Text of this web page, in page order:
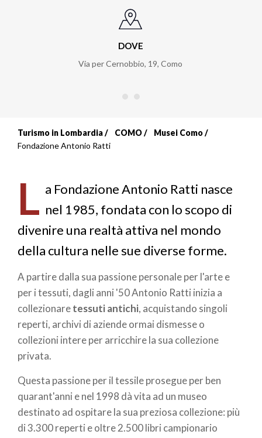
DOVE
Via per Cernobbio, 19, Como
Briciole
pane
Turismo in Lombardia COMO
Musei Como
Fondazione Antonio Ratti
L a Fondazione Antonio Ratti nasce
nel 1985, fondata con lo scopo di
divenire una realtà attiva nel mondo
della cultura nelle sue diverse forme.
A partire dalla sua passione personale per l'arte e
per i tessuti, dagli anni '50 Antonio Ratti inizia a
collezionaretessuti antichi, acquistando singoli
reperti, archivi di aziende ormai dismesse o
collezioni intere per arricchire la sua collezione
privata.
Questa passione per il tessile prosegue per ben
quarant'anni e nel 1998 dà vita ad un museo
destinato ad ospitare la sua preziosa collezione: più
di 3.300 reperti e oltre 2.500 libri campionario